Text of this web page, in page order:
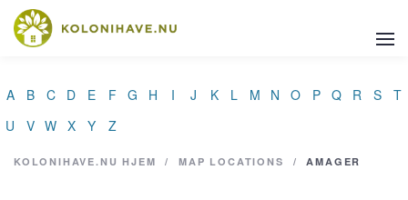
A B C D E F G H I J K L M N O P Q R S
T
U
V W X Y Z
KOLONIHAVE.NU HJEM / MAP LOCATIONS / AMAGER